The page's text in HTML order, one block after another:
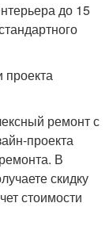
до 15
проекта
ремонт с
проекта
В
скидку
стоимости